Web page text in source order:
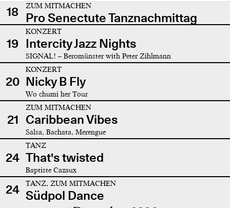
18 ZUM MITMACHEN
Pro Senectute Tanznachmittag
19
KONZERT
Intercity Jazz Nights
SIGNAL! – Beromünster with Peter Zihlmann
20
KONZERT
Nicky B Fly
Wo chumi her Tour
21
ZUM MITMACHEN
Caribbean Vibes
Salsa, Bachata, Merengue
24
TANZ
That's twisted
Baptiste Cazaux
24 TANZ, ZUM MITMACHEN
Südpol Dance